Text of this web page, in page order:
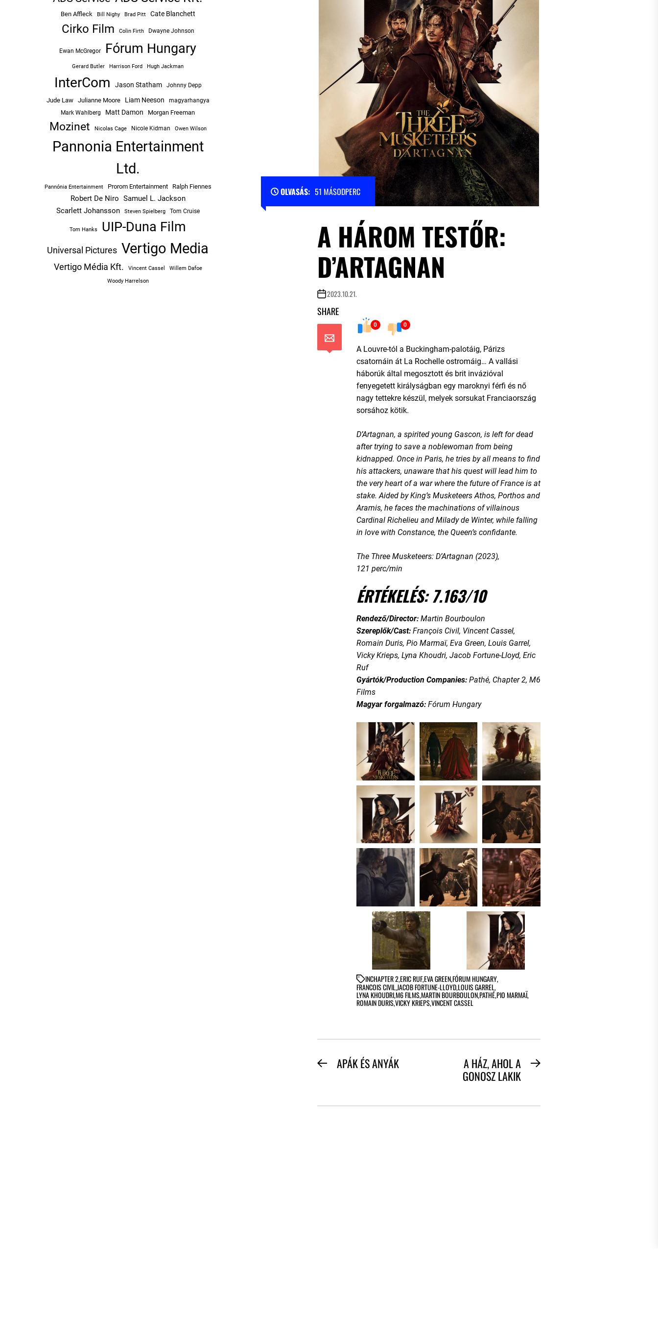
OLVASÁS: 51 MÁSODPERC
A HÁROM TESTŐR:
D’ARTAGNAN
2023.10.21.
SHARE
0 0
A Louvre-tól a Buckingham-palotáig, Párizs
csatornáin át La Rochelle ostromáig… A vallási
háborúk által megosztott és brit invázióval
fenyegetett királyságban egy maroknyi férfi és nő
nagy tettekre készül, melyek sorsukat Franciaország
sorsához kötik.
D’Artagnan, a spirited young Gascon, is left for dead
after trying to save a noblewoman from being
kidnapped. Once in Paris, he tries by all means to find
his attackers, unaware that his quest will lead him to
the very heart of a war where the future of France is at
stake. Aided by King’s Musketeers Athos, Porthos and
Aramis, he faces the machinations of villainous
Cardinal Richelieu and Milady de Winter, while falling
in love with Constance, the Queen’s confidante.
The Three Musketeers: D’Artagnan (2023),
121 perc/min
ÉRTÉKELÉS: 7.163/10
Rendező/Director: Martin Bourboulon
Szereplők/Cast: François Civil, Vincent Cassel,
Romain Duris, Pio Marmaï, Eva Green, Louis Garrel,
Vicky Krieps, Lyna Khoudri, Jacob Fortune-Lloyd, Eric
Ruf
Gyártók/Production Companies: Pathé, Chapter 2, M6
Films
Magyar forgalmazó: Fórum Hungary
INCHAPTER 2,ERIC RUF,EVA GREEN,FÓRUM HUNGARY,
FRANCOIS CIVIL,JACOB FORTUNE-LLOYD,LOUIS GARREL,
LYNA KHOUDRI,M6 FILMS,MARTIN BOURBOULON,PATHÉ,PIO MARMAÏ,
ROMAIN DURIS,VICKY KRIEPS,VINCENT CASSEL
BEJEGYZÉS
PreviousAPÁK ÉS ANYÁK
Next
A HÁZ, AHOL A
GONOSZ LAKIK
Ben Affleck Bill Nighy Brad Pitt Cate Blanchett
Cirko Film Colin Firth Dwayne Johnson
Ewan McGregor Fórum Hungary
Gerard Butler Harrison Ford Hugh Jackman
InterCom Jason Statham Johnny Depp
Jude Law Julianne Moore Liam Neeson
magyarhangya
Mark Wahlberg
Matt Damon Morgan Freeman
Mozinet Nicolas Cage Nicole Kidman Owen Wilson
Pannonia Entertainment
Ltd.
Pannónia Entertainment Prorom Entertainment Ralph Fiennes
Robert De Niro Samuel L. Jackson
Scarlett Johansson
Steven Spielberg Tom Cruise
Tom Hanks UIP-Duna Film
Universal Pictures Vertigo Media
Vertigo Média Kft. Vincent Cassel
Willem Dafoe
Woody Harrelson